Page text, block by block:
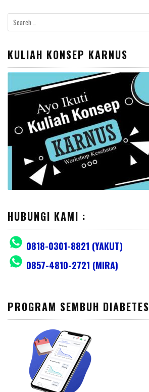
Search
for:
KULIAH KONSEP KARNUS
HUBUNGI KAMI :
0818-0301-8821 (YAKUT)
0857-4810-2721 (MIRA)
PROGRAM SEMBUH DIABETES